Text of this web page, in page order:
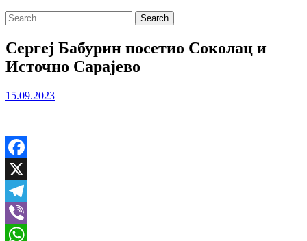
Search
for:
Сергеј Бабурин посетио Соколац и
Источно Сарајево
15.09.2023
Facebook
X
Telegram
Viber